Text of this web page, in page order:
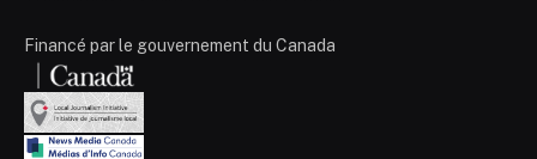
Financé par le gouvernement du Canada